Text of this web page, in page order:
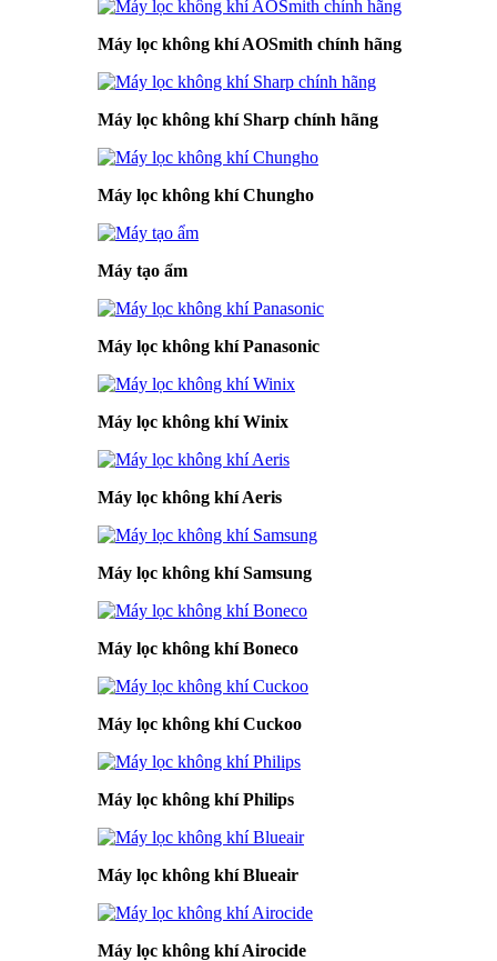
Máy lọc không khí AOSmith chính hãng
Máy lọc không khí Sharp chính hãng
Máy lọc không khí Chungho
Máy tạo ẩm
Máy lọc không khí Panasonic
Máy lọc không khí Winix
Máy lọc không khí Aeris
Máy lọc không khí Samsung
Máy lọc không khí Boneco
Máy lọc không khí Cuckoo
Máy lọc không khí Philips
Máy lọc không khí Blueair
Máy lọc không khí Airocide